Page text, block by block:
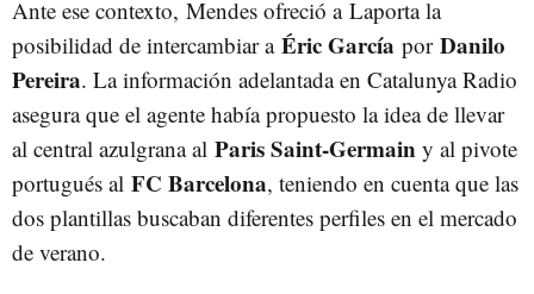
Ante ese contexto, Mendes ofreció a Laporta la
posibilidad de intercambiar a Éric García por Danilo
Pereira. La información adelantada en Catalunya Radio
asegura que el agente había propuesto la idea de llevar
al central azulgrana al Paris Saint-Germain y al pivote
portugués al FC Barcelona, teniendo en cuenta que las
dos plantillas buscaban diferentes perfiles en el mercado
de verano.